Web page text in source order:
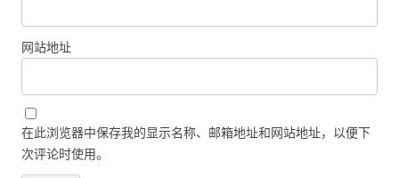
网站地址
在此浏览器中保存我的显示名称、邮箱地址和网站地址，以便下
次评论时使用。